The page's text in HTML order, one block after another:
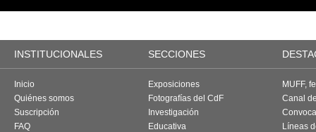
INSTITUCIONALES SECCIONES
Inicio
Quiénes somos
Suscripción
FAQ
Exposiciones
Fotografías del CdF
Investigación
Educativa
MUFF,
Canal
Líneas